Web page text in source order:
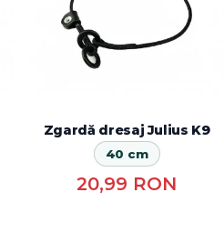
Zgardă dresaj Julius K9
40 cm
20,99 RON